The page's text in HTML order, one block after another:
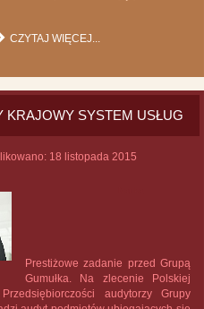
CZYTAJ WIĘCEJ...
KRAJOWY SYSTEM USŁUG
18 listopada 2015
Prestiżowe zadanie przed Grupą
Gumułka. Na zlecenie Polskiej
audytorzy Grupy